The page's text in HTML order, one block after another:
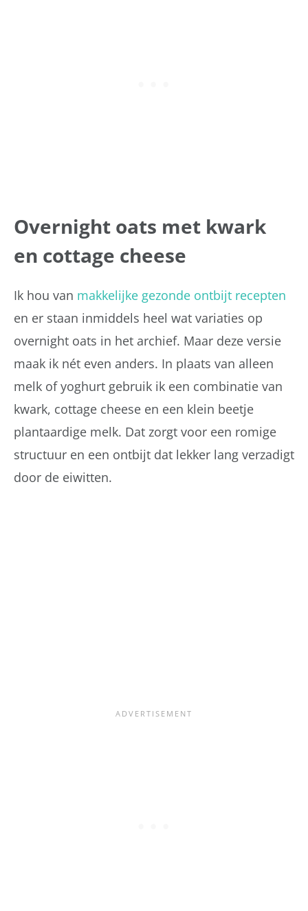
Overnight oats met kwark
en cottage cheese
Ik hou van makkelijke gezonde ontbijt recepten
en er staan inmiddels heel wat variaties op
overnight oats in het archief. Maar deze versie
maak ik nét even anders. In plaats van alleen
melk of yoghurt gebruik ik een combinatie van
kwark, cottage cheese en een klein beetje
plantaardige melk. Dat zorgt voor een romige
structuur en een ontbijt dat lekker lang verzadigt
door de eiwitten.